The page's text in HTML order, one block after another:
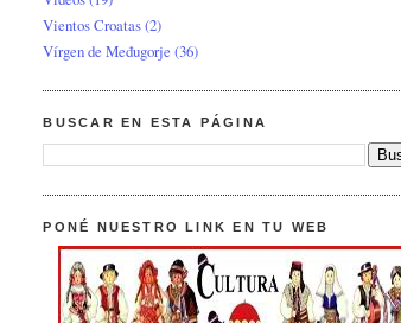
Vientos Croatas(2)
Vírgen de Međugorje (36)
BUSCAR EN ESTA PÁGINA
PONÉ NUESTRO LINK EN TU WEB